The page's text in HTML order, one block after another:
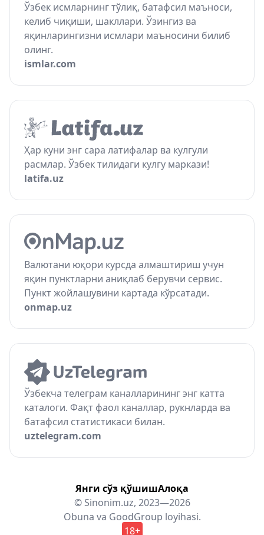
Ўзбек исмларнинг тўлиқ, батафсил маъноси,
келиб чиқиши, шакллари. Ўзингиз ва
яқинларингизни исмлари маъносини билиб
олинг.
ismlar.com
Ҳар куни энг сара латифалар ва кулгули
расмлар. Ўзбек тилидаги кулгу маркази!
latifa.uz
Валютани юқори курсда алмаштириш учун
яқин пунктларни аниқлаб берувчи сервис.
Пункт жойлашувини картада кўрсатади.
onmap.uz
Ўзбекча телеграм каналларининг энг катта
каталоги. Фақт фаол каналлар, рукнларда ва
батафсил статистикаси билан.
uztelegram.com
Янги сўз қўшишАлоқа
© Sinonim.uz, 2023—2026
Obuna va GoodGroup loyihasi.
18+